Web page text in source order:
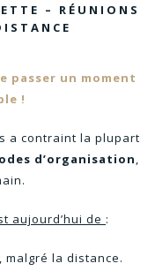
– RÉUNIONS
passer un moment
!
a contraint la plupart
d’organisation,
aujourd’hui de :
la distance.